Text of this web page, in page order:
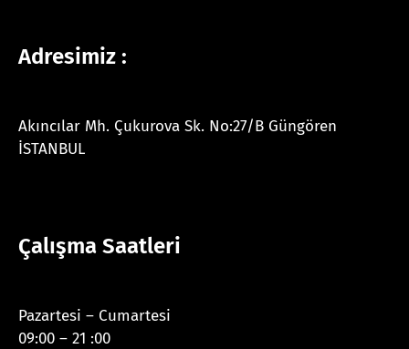
Adresimiz :
Akıncılar Mh. Çukurova Sk. No:27/B Güngören
İSTANBUL
Çalışma Saatleri
Pazartesi – Cumartesi
09:00 – 21 :00